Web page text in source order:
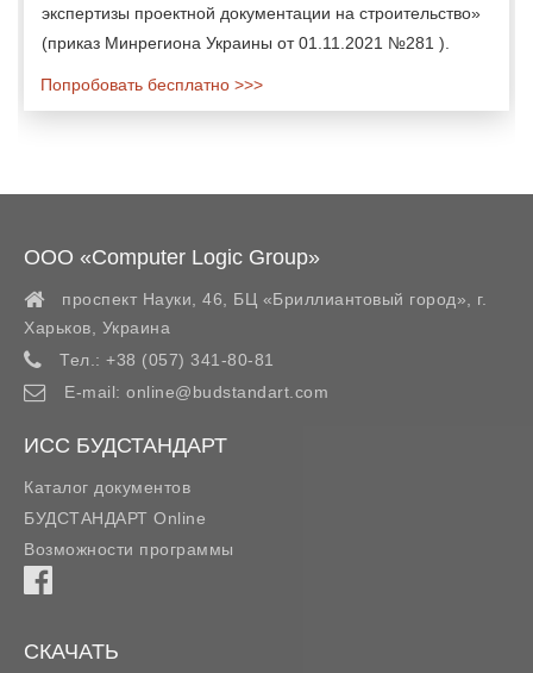
экспертизы проектной документации на строительство»
(приказ Минрегиона Украины от 01.11.2021 №281 ).
Попробовать бесплатно >>>
ООО «Computer Logic Group»
проспект Науки, 46, БЦ «Бриллиантовый город»,
г.
Харьков
Украина
Тел.: +38 (057) 341-80-81
E-mail: online@budstandart.com
ИСС БУДСТАНДАРТ
Каталог документов
БУДСТАНДАРТ Online
Возможности программы
СКАЧАТЬ